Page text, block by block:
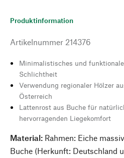
Produktinformation
Artikelnummer 214376
Minimalistisches und
Schlichtheit
Verwendung regionaler Hölzer
Österreich
Lattenrost aus Buche für
hervorragenden Liegekomfort
Material: Rahmen: Eiche
Buche (Herkunft: Deutschland